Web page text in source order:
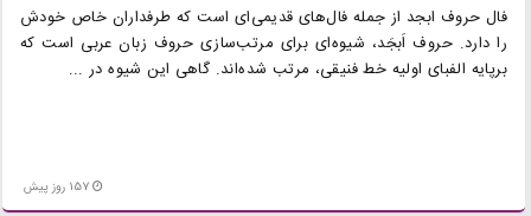
فال حروف ابجد از جمله فال‌های قدیمی‌ای است که طرفداران خاص خودش
را دارد. حروف اَبجَد، شیوه‌ای برای مرتب‌سازی حروف زبان عربی است که
برپایه الفبای اولیه خط فنیقی، مرتب شده‌اند. گاهی این شیوه در ...
157 روز پیش